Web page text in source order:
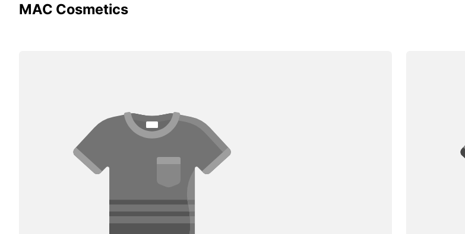
MAC Cosmetics